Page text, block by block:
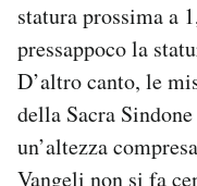
statura prossima a
pressappoco la
D’altro canto, le
della Sacra
un’altezza
Vangeli non si fa